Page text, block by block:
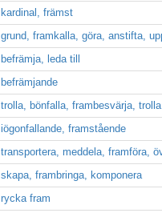
kardinal, främst
grund, framkalla, göra, anstifta,
befrämja, leda till
befrämjande
trolla, bönfalla, frambesvärja, trolla
iögonfallande, framstående
transportera, meddela, framföra,
skapa, frambringa, komponera
rycka fram